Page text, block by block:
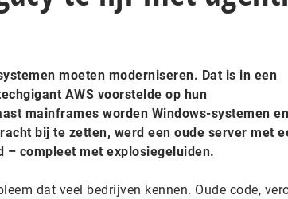
moeten moderniseren. Dat is in een
AWS voorstelde op hun
mainframes worden Windows-systemen en
bij te zetten, werd een oude server met
– compleet met explosiegeluiden.
dat veel bedrijven kennen. Oude code,